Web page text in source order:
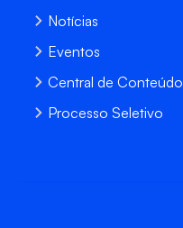
Notícias
Eventos
Central de Conteúdo
Processo Seletivo